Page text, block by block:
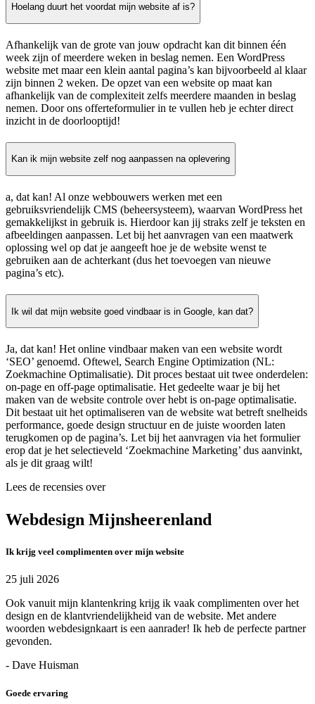
Hoelang duurt het voordat mijn website af is?
Afhankelijk van de grote van jouw opdracht kan dit binnen één
week zijn of meerdere weken in beslag nemen. Een WordPress
website met maar een klein aantal pagina’s kan bijvoorbeeld al klaar
zijn binnen 2 weken. De opzet van een website op maat kan
afhankelijk van de complexiteit zelfs meerdere maanden in beslag
nemen. Door ons offerteformulier in te vullen heb je echter direct
inzicht in de doorlooptijd!
Kan ik mijn website zelf nog aanpassen na oplevering
a, dat kan! Al onze webbouwers werken met een
gebruiksvriendelijk CMS (beheersysteem), waarvan WordPress het
gemakkelijkst in gebruik is. Hierdoor kan jij straks zelf je teksten en
afbeeldingen aanpassen. Let bij het aanvragen van een maatwerk
oplossing wel op dat je aangeeft hoe je de website wenst te
gebruiken aan de achterkant (dus het toevoegen van nieuwe
pagina’s etc).
Ik wil dat mijn website goed vindbaar is in Google, kan dat?
Ja, dat kan! Het online vindbaar maken van een website wordt
‘SEO’ genoemd. Oftewel, Search Engine Optimization (NL:
Zoekmachine Optimalisatie). Dit proces bestaat uit twee onderdelen:
on-page en off-page optimalisatie. Het gedeelte waar je bij het
maken van de website controle over hebt is on-page optimalisatie.
Dit bestaat uit het optimaliseren van de website wat betreft snelheids
performance, goede design structuur en de juiste woorden laten
terugkomen op de pagina’s. Let bij het aanvragen via het formulier
erop dat je het selectieveld ‘Zoekmachine Marketing’ dus aanvinkt,
als je dit graag wilt!
Lees de recensies over
Webdesign Mijnsheerenland
Ik krijg veel complimenten over mijn website
25 juli 2026
Ook vanuit mijn klantenkring krijg ik vaak complimenten over het
design en de klantvriendelijkheid van de website. Met andere
woorden webdesignkaart is een aanrader! Ik heb de perfecte partner
gevonden.
- Dave Huisman
Goede ervaring